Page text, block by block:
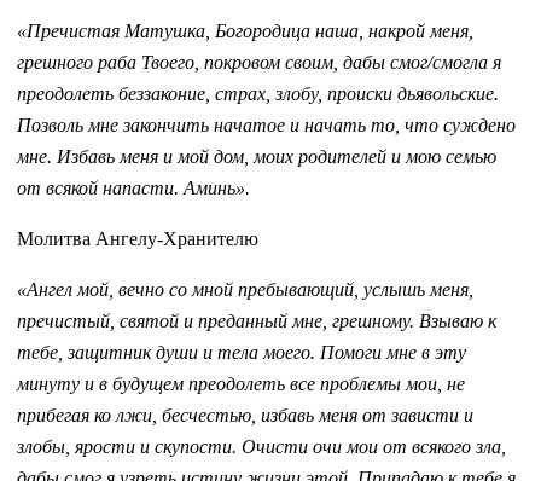
«Пречистая Матушка, Богородица наша, накрой меня,
грешного раба Твоего, покровом своим, дабы смог/смогла я
преодолеть беззаконие, страх, злобу, происки дьявольские.
Позволь мне закончить начатое и начать то, что суждено
мне. Избавь меня и мой дом, моих родителей и мою семью
от всякой напасти. Аминь».
Молитва Ангелу-Хранителю
«Ангел мой, вечно со мной пребывающий, услышь меня,
пречистый, святой и преданный мне, грешному. Взываю к
тебе, защитник души и тела моего. Помоги мне в эту
минуту и в будущем преодолеть все проблемы мои, не
прибегая ко лжи, бесчестью, избавь меня от зависти и
злобы, ярости и скупости. Очисти очи мои от всякого зла,